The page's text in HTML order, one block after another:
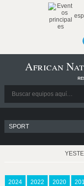
African
2024 2022 2020